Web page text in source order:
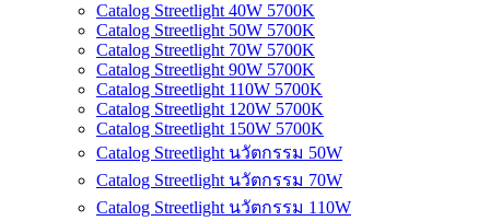
Catalog Streetlight 40W 5700K
Catalog Streetlight 50W 5700K
Catalog Streetlight 70W 5700K
Catalog Streetlight 90W 5700K
Catalog Streetlight 110W 5700K
Catalog Streetlight 120W 5700K
Catalog Streetlight 150W 5700K
Catalog Streetlight นวัตกรรม 50W
Catalog Streetlight นวัตกรรม 70W
Catalog Streetlight นวัตกรรม 110W